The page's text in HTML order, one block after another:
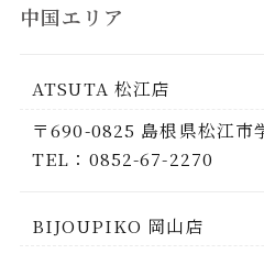
中国エリア
ATSUTA 松江店
〒690-0825 島根県松江市
TEL：0852-67-2270
BIJOUPIKO 岡山店